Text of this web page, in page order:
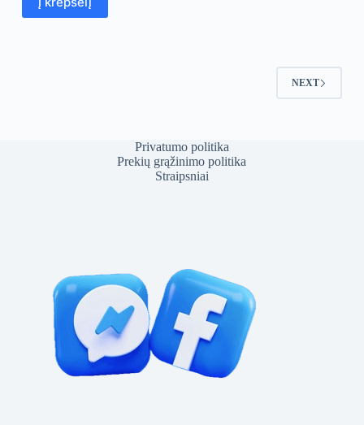
NEXT
Privatumo politika
Prekių grąžinimo politika
Straipsniai